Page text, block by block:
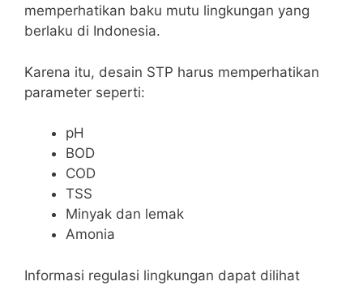
memperhatikan baku mutu lingkungan yang
berlaku di Indonesia.
Karena itu, desain STP harus memperhatikan
parameter seperti:
pH
BOD
COD
TSS
Minyak dan lemak
Amonia
Informasi regulasi lingkungan dapat dilihat